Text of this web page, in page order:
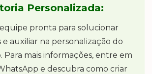
Personalizada:
pronta para solucionar
e auxiliar na personalização do
mais informações, entre em
e descubra como criar